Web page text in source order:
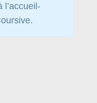
l’accueil-